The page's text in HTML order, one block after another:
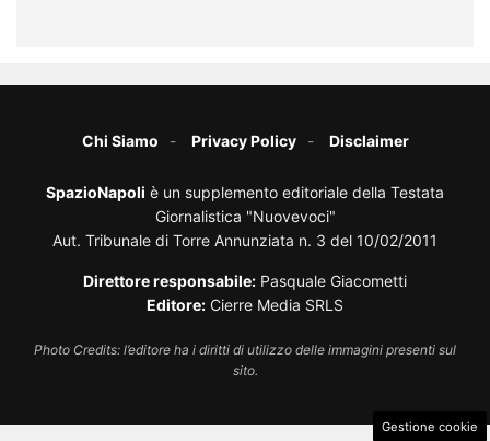
Chi Siamo Privacy Policy Disclaimer
SpazioNapoli è un supplemento editoriale della Testata
Giornalistica "Nuovevoci"
Aut. Tribunale di Torre Annunziata n. 3 del 10/02/2011
Direttore responsabile: Pasquale Giacometti
Editore: Cierre Media SRLS
Photo Credits: l’editore ha i diritti di utilizzo delle immagini presenti sul
sito.
Gestione cookie